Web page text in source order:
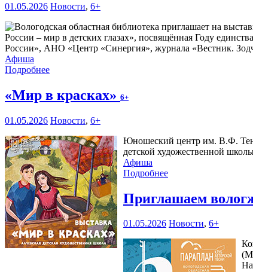
01.05.2026 Новости, 6+
России – мир в детских глазах», посвящённая Году
России», АНО «Центр «Синергия», журнала «Вестник.
Афиша
Подробнее
«Мир в красках» 6+
01.05.2026 Новости, 6+
Юношеский центр им. В.Ф.
детской художественной
Афиша
Подробнее
Приглашаем
01.05.2026 Новости, 6+